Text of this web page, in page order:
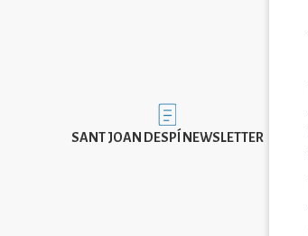
Imatge
SANT JOAN DESPÍ NEWSLETTER